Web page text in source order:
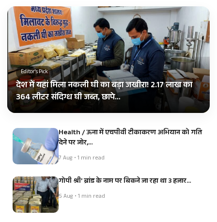
Editor's Pick
देश में यहां मिला नकली घी का बड़ा जखीरा! 2.17 लाख का
364 लीटर संदिग्ध घी जब्त, छापे…
Health / ऊना में एचपीवी टीकाकरण अभियान को गति
देने पर जोर,…
7 Aug • 1 min read
गोपी श्री’ ब्रांड के नाम पर बिकने जा रहा था 3 हजार…
5 Aug • 1 min read